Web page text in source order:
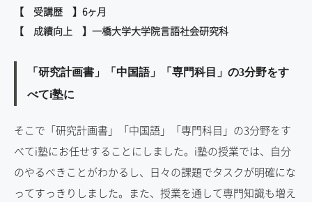
【 受講歴 】6ヶ月
【 成績向上 】一橋大学大学院言語社会研究科
「研究計画書」「中国語」「専門科目」の3分野をす
べてi塾に
そこで「研究計画書」「中国語」「専門科目」の3分野をす
べてi塾にお任せすることにしました。i塾の授業では、自分
のやるべきことがわかるし、日々の課題でタスクが明確にな
ってすっきりしました。また、授業を通して専門知識も増え